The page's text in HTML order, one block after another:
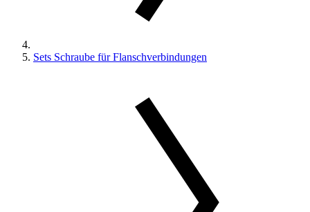
Sets Schraube für Flanschverbindungen